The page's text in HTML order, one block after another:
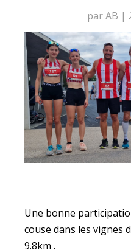
par AB |
Une bonne
couse dans les vignes
9.8km .